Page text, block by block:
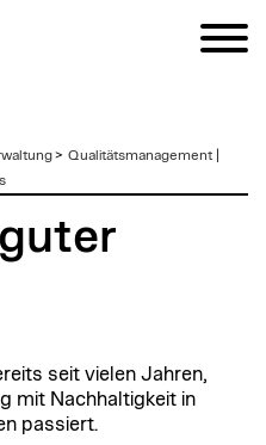
> Qualitätsmanagement |
seit vielen Jahren,
mit Nachhaltigkeit in
passiert.